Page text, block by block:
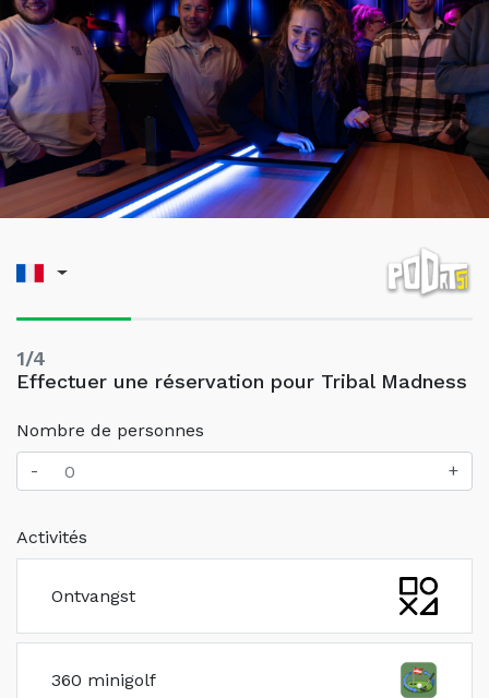
1/4
Effectuer une réservation pour Tribal Madness
Nombre de personnes
-
+
Activités
Ontvangst
360 minigolf